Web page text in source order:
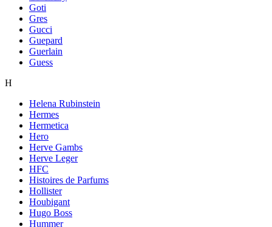
Goti
Gres
Gucci
Guepard
Guerlain
Guess
H
Helena Rubinstein
Hermes
Hermetica
Hero
Herve Gambs
Herve Leger
HFC
Histoires de Parfums
Hollister
Houbigant
Hugo Boss
Hummer